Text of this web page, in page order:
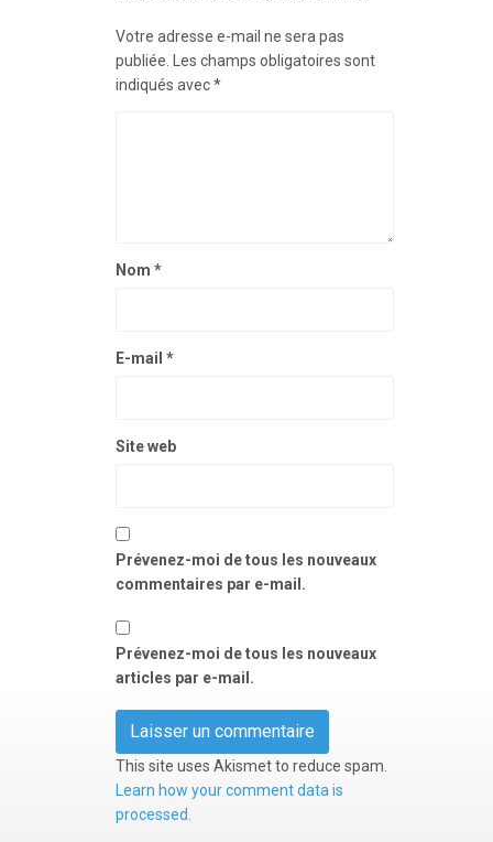
Votre adresse e-mail ne sera pas
publiée.
Les champs obligatoires sont
indiqués avec*
Nom *
E-mail *
Site web
Prévenez-moi de tous les nouveaux
commentaires par e-mail.
Prévenez-moi de tous les nouveaux
articles par e-mail.
This site uses Akismet to reduce spam.
Learn how your comment data is
processed.